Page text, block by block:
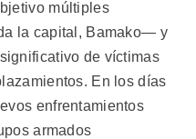
múltiples
la capital, Bamako— y
de víctimas
En los días
enfrentamientos
armados